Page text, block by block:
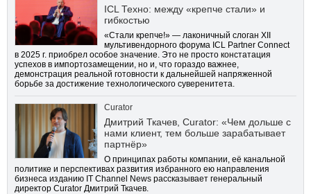
ICL Техно: между «крепче стали» и
гибкостью
«Стали крепче!» — лаконичный слоган XII
мультивендорного форума ICL Partner Connect
в 2025 г. приобрел особое значение. Это не просто констатация
успехов в импортозамещении, но и, что гораздо важнее,
демонстрация реальной готовности к дальнейшей напряженной
борьбе за достижение технологического суверенитета.
Curator
Дмитрий Ткачев, Curator: «Чем дольше с
нами клиент, тем больше зарабатывает
партнёр»
О принципах работы компании, её канальной
политике и перспективах развития избранного ею направления
бизнеса изданию IT Channel News рассказывает генеральный
директор Curator Дмитрий Ткачев.